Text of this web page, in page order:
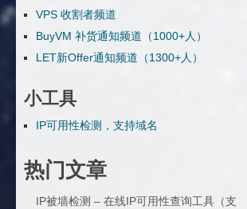
VPS 收割者频道
BuyVM 补货通知频道（1000+人）
LET新Offer通知频道（1300+人）
小工具
IP可用性检测，支持域名
热门文章
IP被墙检测 – 在线IP可用性查询工具（支